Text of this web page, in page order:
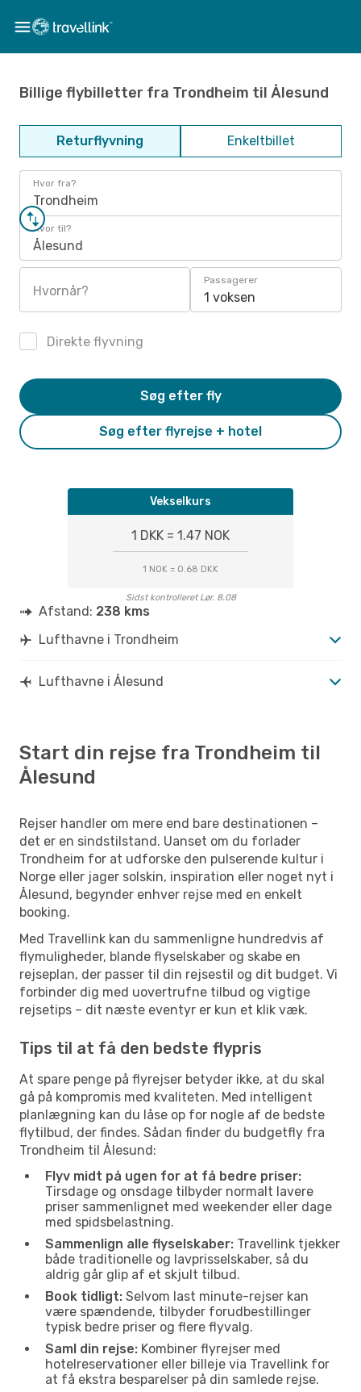
Billige flybilletter fra Trondheim til Ålesund
Returflyvning Enkeltbillet
Hvor fra?
Trondheim
Hvor til?
Ålesund
Hvornår?
Passagerer
1 voksen
Direkte flyvning
Søg efter flyrejse + hotel
Søg efter fly
Vekselkurs
1 DKK = 1.47 NOK
1 NOK = 0.68 DKK
Sidst kontrolleret Lør. 8.08
Afstand: 238 kms
Lufthavne i Trondheim
Lufthavne i Ålesund
Start din rejse fra Trondheim til
Ålesund
Rejser handler om mere end bare destinationen –
det er en sindstilstand. Uanset om du forlader
Trondheim for at udforske den pulserende kultur i
Norge eller jager solskin, inspiration eller noget nyt i
Ålesund, begynder enhver rejse med en enkelt
booking.
Med Travellink kan du sammenligne hundredvis af
flymuligheder, blande flyselskaber og skabe en
rejseplan, der passer til din rejsestil og dit budget. Vi
forbinder dig med uovertrufne tilbud og vigtige
rejsetips – dit næste eventyr er kun et klik væk.
Tips til at få den bedste flypris
At spare penge på flyrejser betyder ikke, at du skal
gå på kompromis med kvaliteten. Med intelligent
planlægning kan du låse op for nogle af de bedste
flytilbud, der findes. Sådan finder du budgetfly fra
Trondheim til Ålesund:
Flyv midt på ugen for at få bedre priser:
Tirsdage og onsdage tilbyder normalt lavere
priser sammenlignet med weekender eller dage
med spidsbelastning.
Sammenlign alle flyselskaber: Travellink tjekker
både traditionelle og lavprisselskaber, så du
aldrig går glip af et skjult tilbud.
Book tidligt: Selvom last minute-rejser kan
være spændende, tilbyder forudbestillinger
typisk bedre priser og flere flyvalg.
Saml din rejse: Kombiner flyrejser med
hotelreservationer eller billeje via Travellink for
at få ekstra besparelser på din samlede rejse.